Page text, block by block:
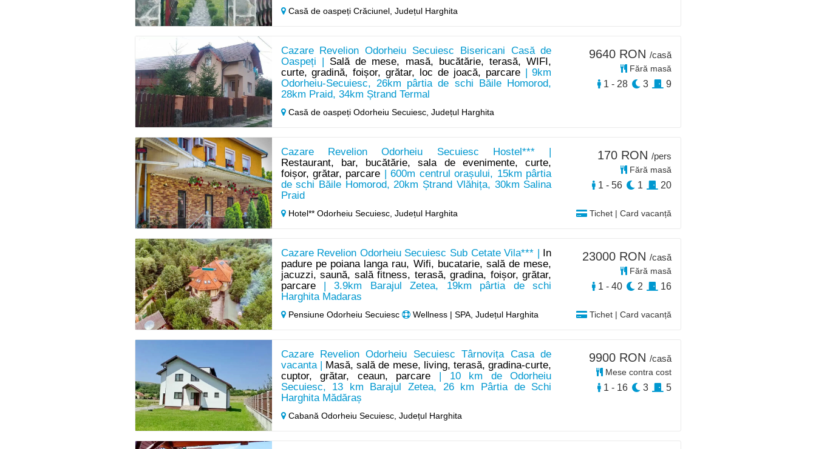
Casă de oaspeți Crăciunel, Județul Harghita
Cazare Revelion Odorheiu Secuiesc Bisericani Casă de
Oaspeți | Sală de mese, masă, bucătărie, terasă, WIFI,
curte, gradină, foișor, grătar, loc de joacă, parcare| 9km
Odorheiu-Secuiesc, 26km pârtia de schi Băile Homorod,
28km Praid, 34km Ștrand Termal
Casă de oaspeți Odorheiu Secuiesc, Județul Harghita
9640 RON /casă
Fără masă
1 - 28 3 9
Cazare Revelion Odorheiu Secuiesc Hostel*** |
Restaurant, bar, bucătărie, sala de evenimente, curte,
foișor, grătar, parcare | 600m centrul orașului, 15km pârtia
de schi Băile Homorod, 20km Ștrand Vlăhița, 30km Salina
Praid
Hotel** Odorheiu Secuiesc, Județul Harghita Tichet | Card vacanță
170 RON /pers
Fără masă
1 - 56 1 20
Cazare Revelion Odorheiu Secuiesc Sub Cetate Vila*** |
In
padure pe poiana langa rau, Wifi, bucatarie, sală de mese,
jacuzzi, saună, sală fitness, terasă, gradina, foișor, grătar,
parcare| 3.9km Barajul Zetea, 19km pârtia de schi
Harghita Madaras
Pensiune Odorheiu Secuiesc Wellness | SPA, Județul Harghita Tichet | Card vacanță
23000 RON /casă
Fără masă
1 - 40 2 16
Cazare Revelion Odorheiu Secuiesc Târnovița Casa de
vacanta |
Masă, sală de mese, living, terasă, gradina-curte,
cuptor, grătar, ceaun, parcare | 10 km de Odorheiu
Secuiesc, 13 km Barajul Zetea, 26 km Pârtia de Schi
Harghita Mădăraș
Cabană Odorheiu Secuiesc, Județul Harghita
9900 RON /casă
Mese contra cost
1 - 16 3 5